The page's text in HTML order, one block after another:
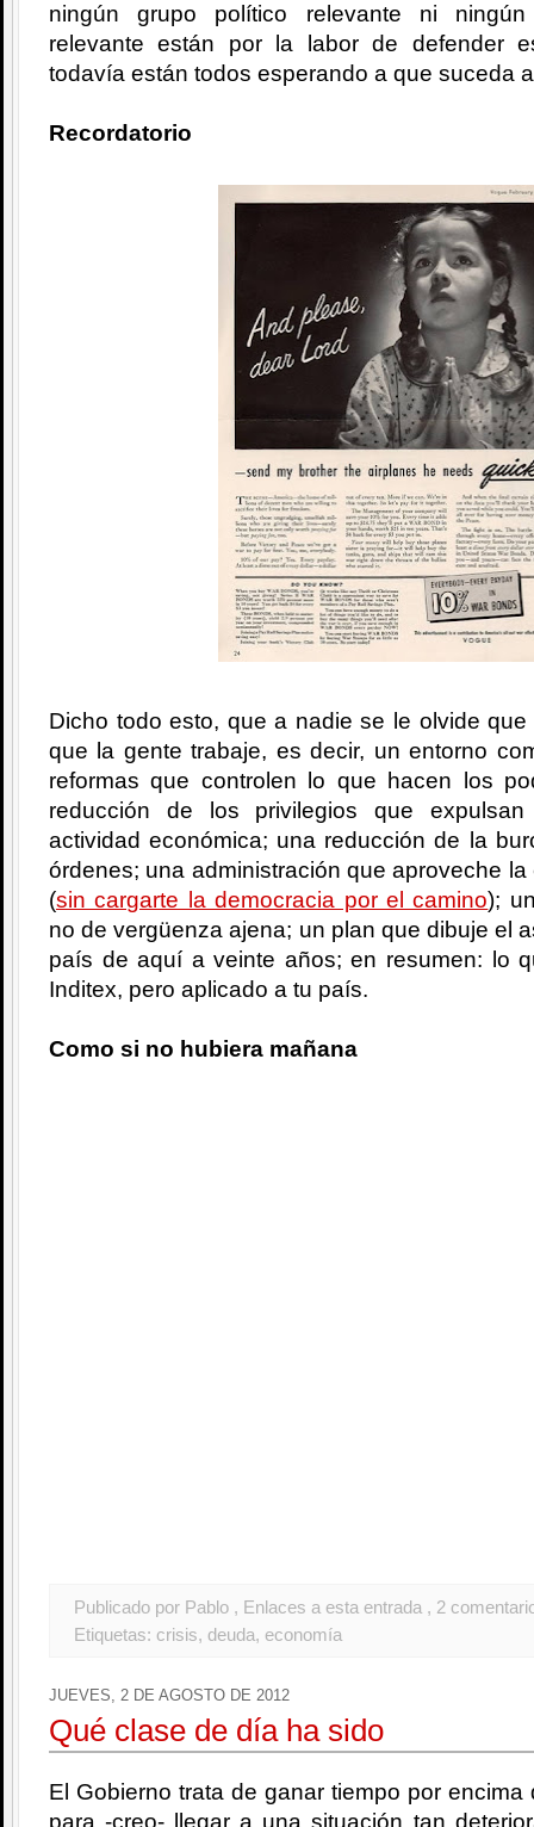
ningún grupo político relevante ni
relevante están por la labor de defender
todavía están todos esperando a que suceda
Recordatorio
Dicho todo esto, que a nadie se le olvide
que la gente trabaje, es decir, un entorno
reformas que controlen lo que hacen los
reducción de los privilegios que
actividad económica; una reducción de la
órdenes; una administración que aproveche
(sin cargarte la democracia por el camino);
no de vergüenza ajena; un plan que dibuje el
país de aquí a veinte años; en resumen: lo
Inditex, pero aplicado a tu país.
Como si no hubiera mañana
Publicado por Pablo , Enlaces a esta entrada , 2
Etiquetas: crisis, deuda, economía
JUEVES, 2 DE AGOSTO DE 2012
Qué clase de día ha sido
El Gobierno trata de ganar tiempo por
para -creo- llegar a una situación tan